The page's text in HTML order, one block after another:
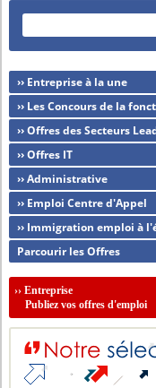
›› Entreprise à la une
›› Les Concours de la
›› Offres des Secteurs
›› Offres IT
›› Administrative
›› Emploi Centre d'Appel
›› Immigration emploi à
Parcourir les Offres
››Entreprise
Publiez vos offres d'emploi